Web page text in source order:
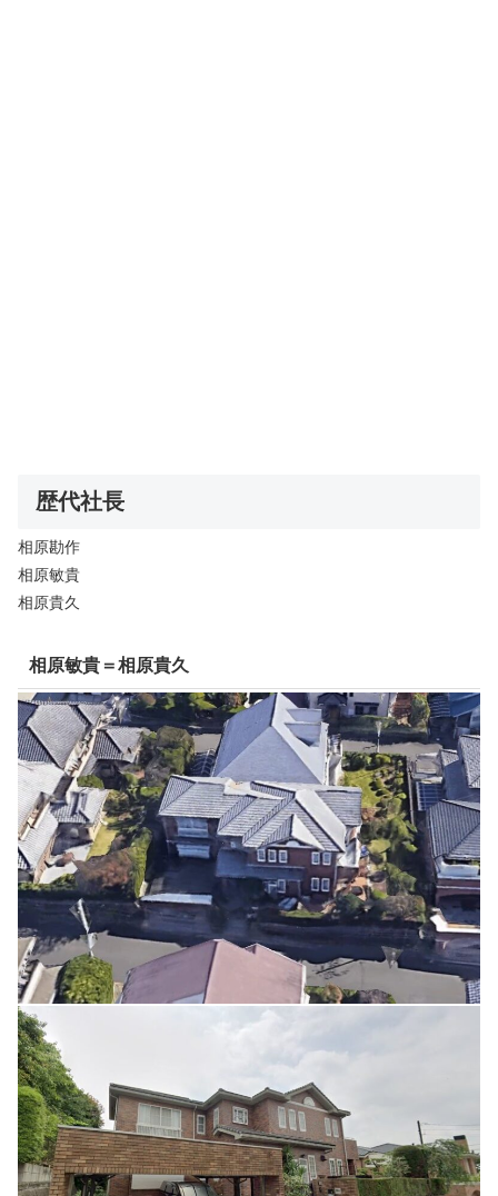
歴代社長
相原勘作
相原敏貴
相原貴久
相原敏貴＝相原貴久